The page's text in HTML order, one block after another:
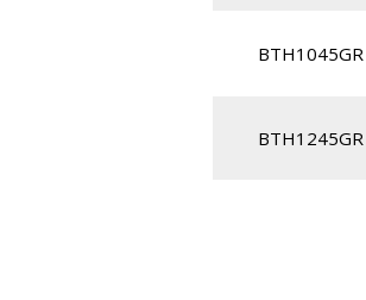
BTH1045GR
BTH1245GR